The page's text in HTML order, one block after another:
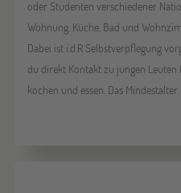
oder Studenten verschiedener
Wohnung. Küche, Bad und
Dabei ist i.d.R Selbstverpflegung
du direkt Kontakt zu jungen
kochen und essen. Das